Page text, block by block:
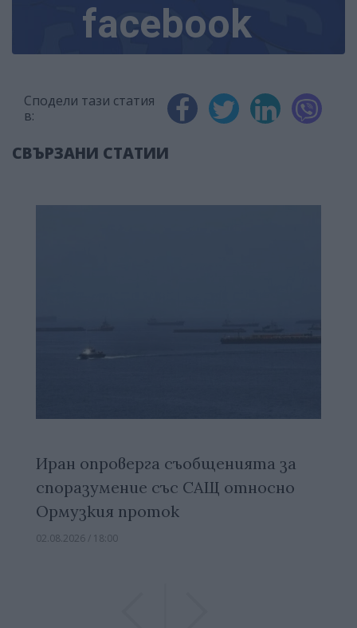
facebook
Сподели тази статия
в:
СВЪРЗАНИ СТАТИИ
Иран опроверга съобщенията за
споразумение със САЩ относно
Ормузкия проток
02.08.2026 / 18:00